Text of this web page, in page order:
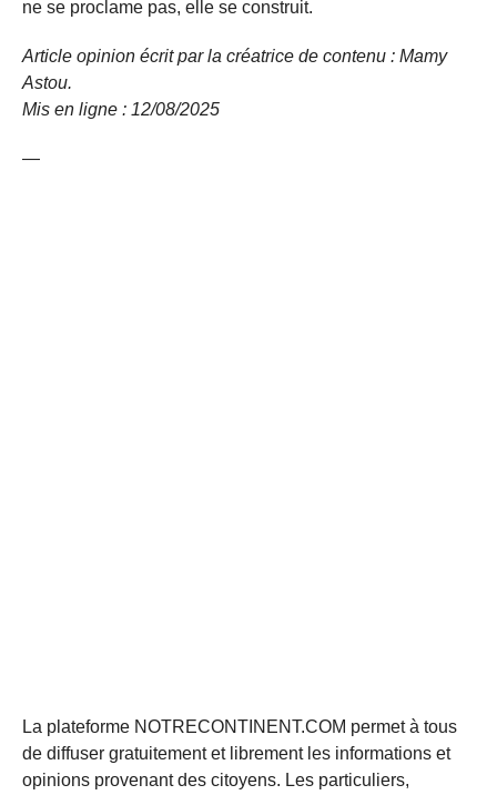
ne se proclame pas, elle se construit.
Article opinion écrit par la créatrice de contenu : Mamy
Astou.
Mis en ligne : 12/08/2025
—
La plateforme NOTRECONTINENT.COM permet à tous
de diffuser gratuitement et librement les informations et
opinions provenant des citoyens. Les particuliers,